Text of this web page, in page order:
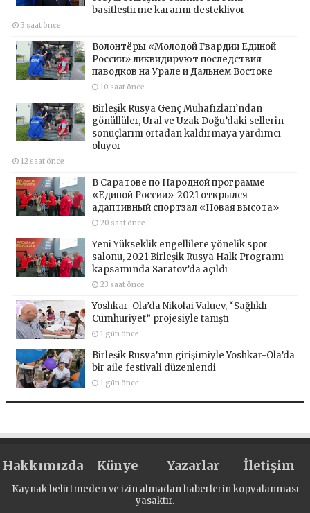
basitleştirme kararını destekliyor
3 saat önce
Волонтёры «Молодой Гвардии Единой
России» ликвидируют последствия
паводков на Урале и Дальнем Востоке
10 saat önce
Birleşik Rusya Genç Muhafızları’ndan
gönüllüler, Ural ve Uzak Doğu’daki sellerin
sonuçlarını ortadan kaldırmaya yardımcı
oluyor
12 saat önce
В Саратове по Народной программе
«Единой России»-2021 открылся
адаптивный спортзал «Новая высота»
20 saat önce
Yeni Yükseklik engellilere yönelik spor
salonu, 2021 Birleşik Rusya Halk Programı
kapsamında Saratov’da açıldı
23 saat önce
Yoshkar-Ola’da Nikolai Valuev, “Sağlıklı
Cumhuriyet” projesiyle tanıştı
1 gün önce
Birleşik Rusya’nın girişimiyle Yoshkar-Ola’da
bir aile festivali düzenlendi
1 gün önce
Hakkımızda Künye Yazarlar İletişim
Kaynak belirtmeden ve izin almadan haberlerin kopyalanması
yasaktır.